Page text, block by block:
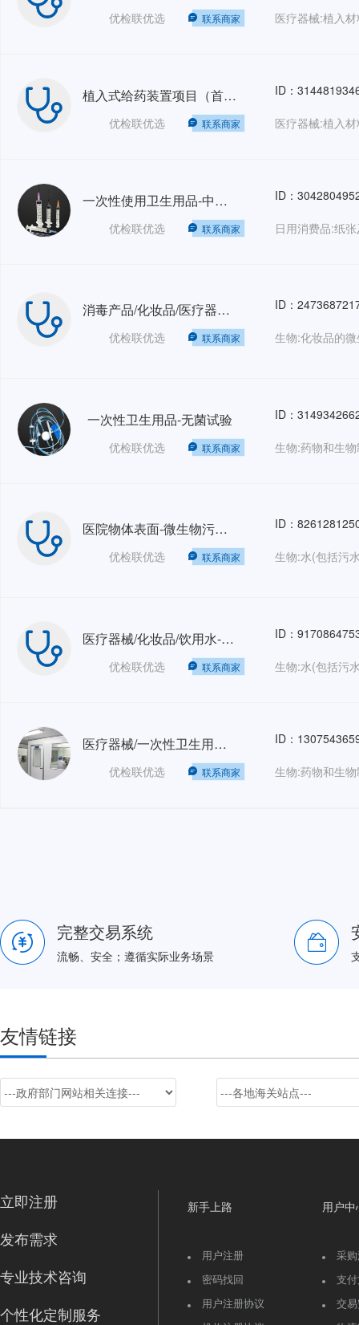
优检联优选 联系商家 医疗器械:植入
植入式给药装置项目（首款）
优检联优选 联系商家
ID：
医疗器械:植入
一次性使用卫生用品-中和剂鉴定试验-GB
优检联优选 联系商家
ID：
消毒产品/化妆品/医疗器械/一次性卫生用品-皮肤光变态反应试验
优检联优选 联系商家
ID：
一次性卫生用品-无菌试验
优检联优选 联系商家
ID：
医院物体表面-微生物污染检测- GB 15982-2012
优检联优选 联系商家
ID：
医疗器械/化妆品/饮用水-微核试验
优检联优选 联系商家
ID：
医疗器械/一次性卫生用品-阴道刺激试验（双浸提）
优检联优选 联系商家
ID：
完整交易系统
流畅、安全；遵循实际业务场景
友情链接
立即注册
发布需求
专业技术咨询
个性化定制服务
新手上路
用户注册
密码找回
用户注册协议
用户中
采
支
交